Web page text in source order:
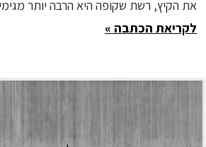
את הקיץ, רשת שקופה היא הרבה יותר
לקריאת הכתבה »